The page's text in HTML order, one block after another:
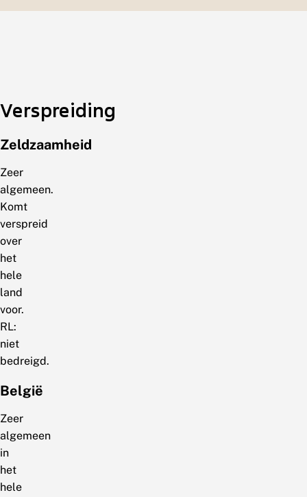
Verspreiding
Zeldzaamheid
Zeer
algemeen.
Komt
verspreid
over
het
hele
land
voor.
RL:
niet
bedreigd.
België
Zeer
algemeen
in
het
hele